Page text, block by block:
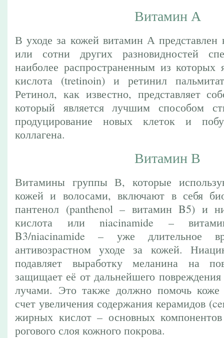
Витамин А
В уходе за кожей витамин А представлен
или сотни других разновидностей
наиболее распространенным из которых
кислота (tretinoin) и ретинил
Ретинол, как известно, представляет
который является лучшим способом
продуцирование новых клеток и
коллагена.
Витамин В
Витамины группы В, которые
кожей и волосами, включают в себя
пантенол (panthenol – витамин B5) и
кислота или niacinamide –
B3/niacinamide – уже длительное
антивозрастном уходе за кожей.
подавляет выработку меланина на
защищает её от дальнейшего
лучами. Это также должно помочь коже
счет увеличения содержания керамидов
жирных кислот – основных компонентов
рогового слоя кожного покрова.